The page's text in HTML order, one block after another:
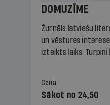
DOMUZĪME
Žurnāls latviešu
un vēstures
izteikts laiks. Turpini
Cena
Sākot no 24,50